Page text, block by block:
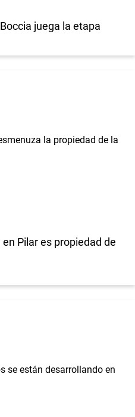
juega la etapa
en Pilar es propiedad de